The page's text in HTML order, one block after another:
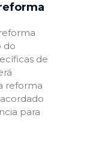
do
de
reforma
para